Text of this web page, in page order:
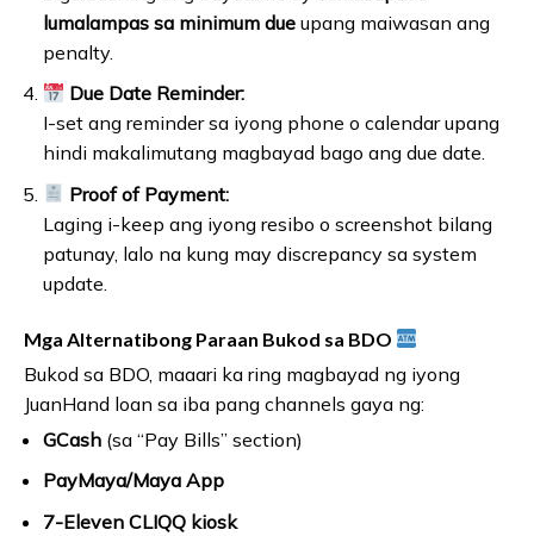
lumalampas sa minimum dueupang maiwasan ang
penalty.
Due Date Reminder:
I-set ang reminder sa iyong phone o calendar upang
hindi makalimutang magbayad bago ang due date.
Proof of Payment:
Laging i-keep ang iyong resibo o screenshot bilang
patunay, lalo na kung may discrepancy sa system
update.
Mga Alternatibong Paraan Bukod sa BDO
Bukod sa BDO, maaari ka ring magbayad ng iyong
JuanHand loan sa iba pang channels gaya ng:
GCash(sa “Pay Bills” section)
PayMaya/Maya App
7-Eleven CLIQQ kiosk